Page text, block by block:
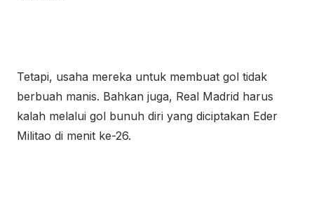
Tetapi, usaha mereka untuk membuat gol tidak
berbuah manis. Bahkan juga, Real Madrid harus
kalah melalui gol bunuh diri yang diciptakan Eder
Militao di menit ke-26.